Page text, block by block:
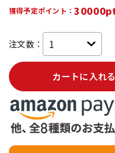
獲得予定ポイント：
注文数：
カートに入れ